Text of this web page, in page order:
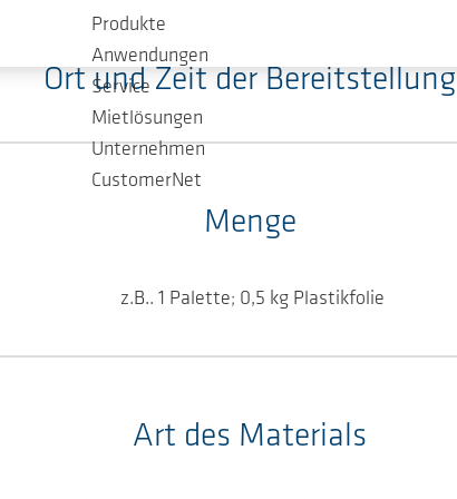
Produkte
Anwendungen
Service
Mietlösungen
Unternehmen
CustomerNet
Ort und Zeit der Bereitstellung
Menge
z.B.. 1 Palette; 0,5 kg Plastikfolie
Art des Materials